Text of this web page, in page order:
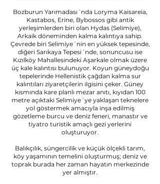
Bozburun Yarımadası´nda Loryma Kaisareia,
Kastabos, Erine, Bybossos gibi antik
yerleşimlerden biri olan Hydas (Selimiye),
Arkaik döneminden kalma kalıntıya sahip.
Çevrede biri Selimiye´nin en yüksek tepesinde,
diğeri Sarıkaya Tepesi´nde, sonuncusu ise
Kızılköy Mahallesindeki Aşarkale olmak üzere
üç kale kalıntısı bulunuyor. Koyun güneydoğu
tepelerinde Hellenistik çağdan kalma sur
kalıntıları ziyaretçilerin ilgisini çeker. Güney
kısmında kare planlı mezar anıtı, kıyıdan 100
metre açıktaki Selimiye´ye yaklaşan teknelere
yol göstermek amacıyla inşa edilmiş
gözetleme burcu ve deniz feneri, manastır ve
tiyatro turistik amaçlı gezi yerlerini
oluşturuyor.
Balıkçılık, süngercilik ve küçük ölçekli tarım,
köy yaşamının temelini oluşturmuş; deniz ve
toprak burada her zaman hayatın merkezinde
yer almıştır.